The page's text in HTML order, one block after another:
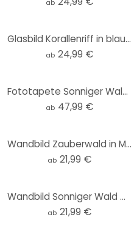
ab
Glasbild Korallenriff in blauer Lagune - DigitalArtsi
ab 24,99 €
Fototapete Sonniger Wald mit Hirsch und Reh - DigitalArtsi - Kinderzimmer
ab 47,99 €
Wandbild Zauberwald in Mitternachtsblau - DigitalArtsi - Rund - Alu-Dibond
ab 21,99 €
Wandbild Sonniger Wald mit Hirsch - DigitalArtsi - Rund - Alu-Dibond
ab 21,99 €